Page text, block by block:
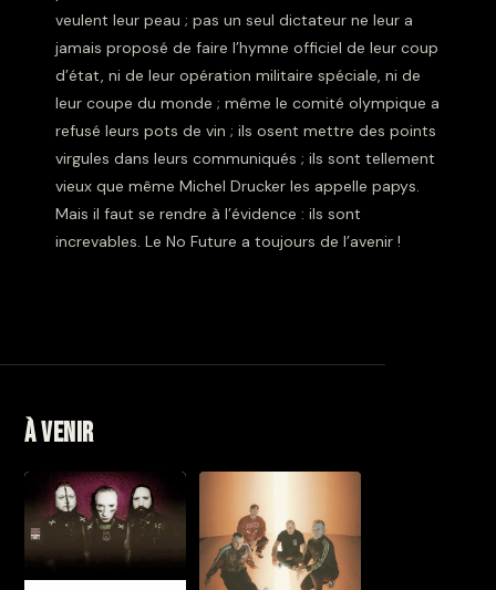
veulent leur peau ; pas un seul dictateur ne leur a
jamais proposé de faire l’hymne officiel de leur coup
d’état, ni de leur opération militaire spéciale, ni de
leur coupe du monde ; même le comité olympique a
refusé leurs pots de vin ; ils osent mettre des points
virgules dans leurs communiqués ; ils sont tellement
vieux que même Michel Drucker les appelle papys.
Mais il faut se rendre à l’évidence : ils sont
increvables. Le No Future a toujours de l’avenir !
À venir